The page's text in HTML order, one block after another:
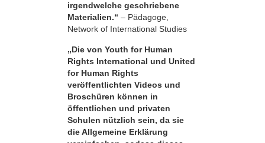
irgendwelche geschriebene
Materialien.“ – Pädagoge,
Network of International Studies
„Die von Youth for Human
Rights International und United
for Human Rights
veröffentlichten Videos und
Broschüren können in
öffentlichen und privaten
Schulen nützlich sein, da sie
die Allgemeine Erklärung